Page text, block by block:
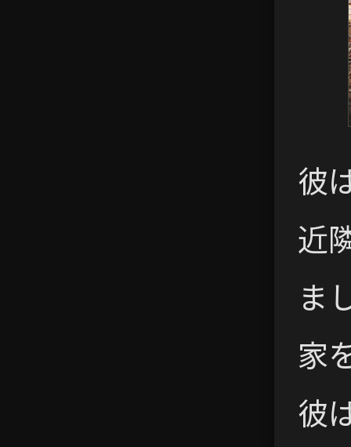
彼
近
ま
家
彼